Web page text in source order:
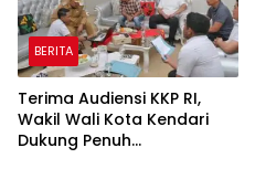
BERITA
Terima Audiensi KKP RI,
Wakil Wali Kota Kendari
Dukung Penuh